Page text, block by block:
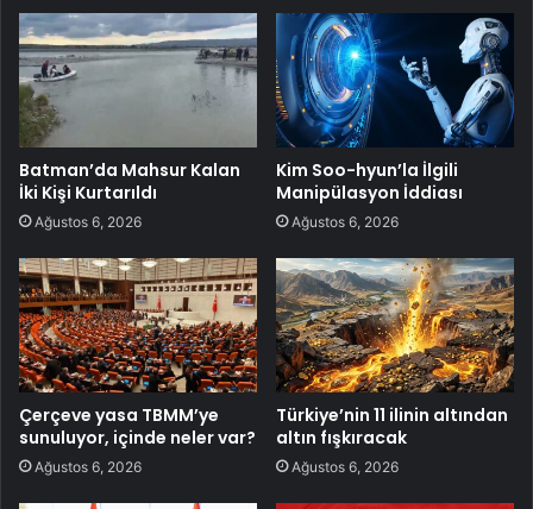
Batman’da Mahsur Kalan
İki Kişi Kurtarıldı
Ağustos 6, 2026
Kim Soo-hyun’la İlgili
Manipülasyon İddiası
Ağustos 6, 2026
Çerçeve yasa TBMM’ye
sunuluyor, içinde neler var?
Ağustos 6, 2026
Türkiye’nin 11 ilinin altından
altın fışkıracak
Ağustos 6, 2026